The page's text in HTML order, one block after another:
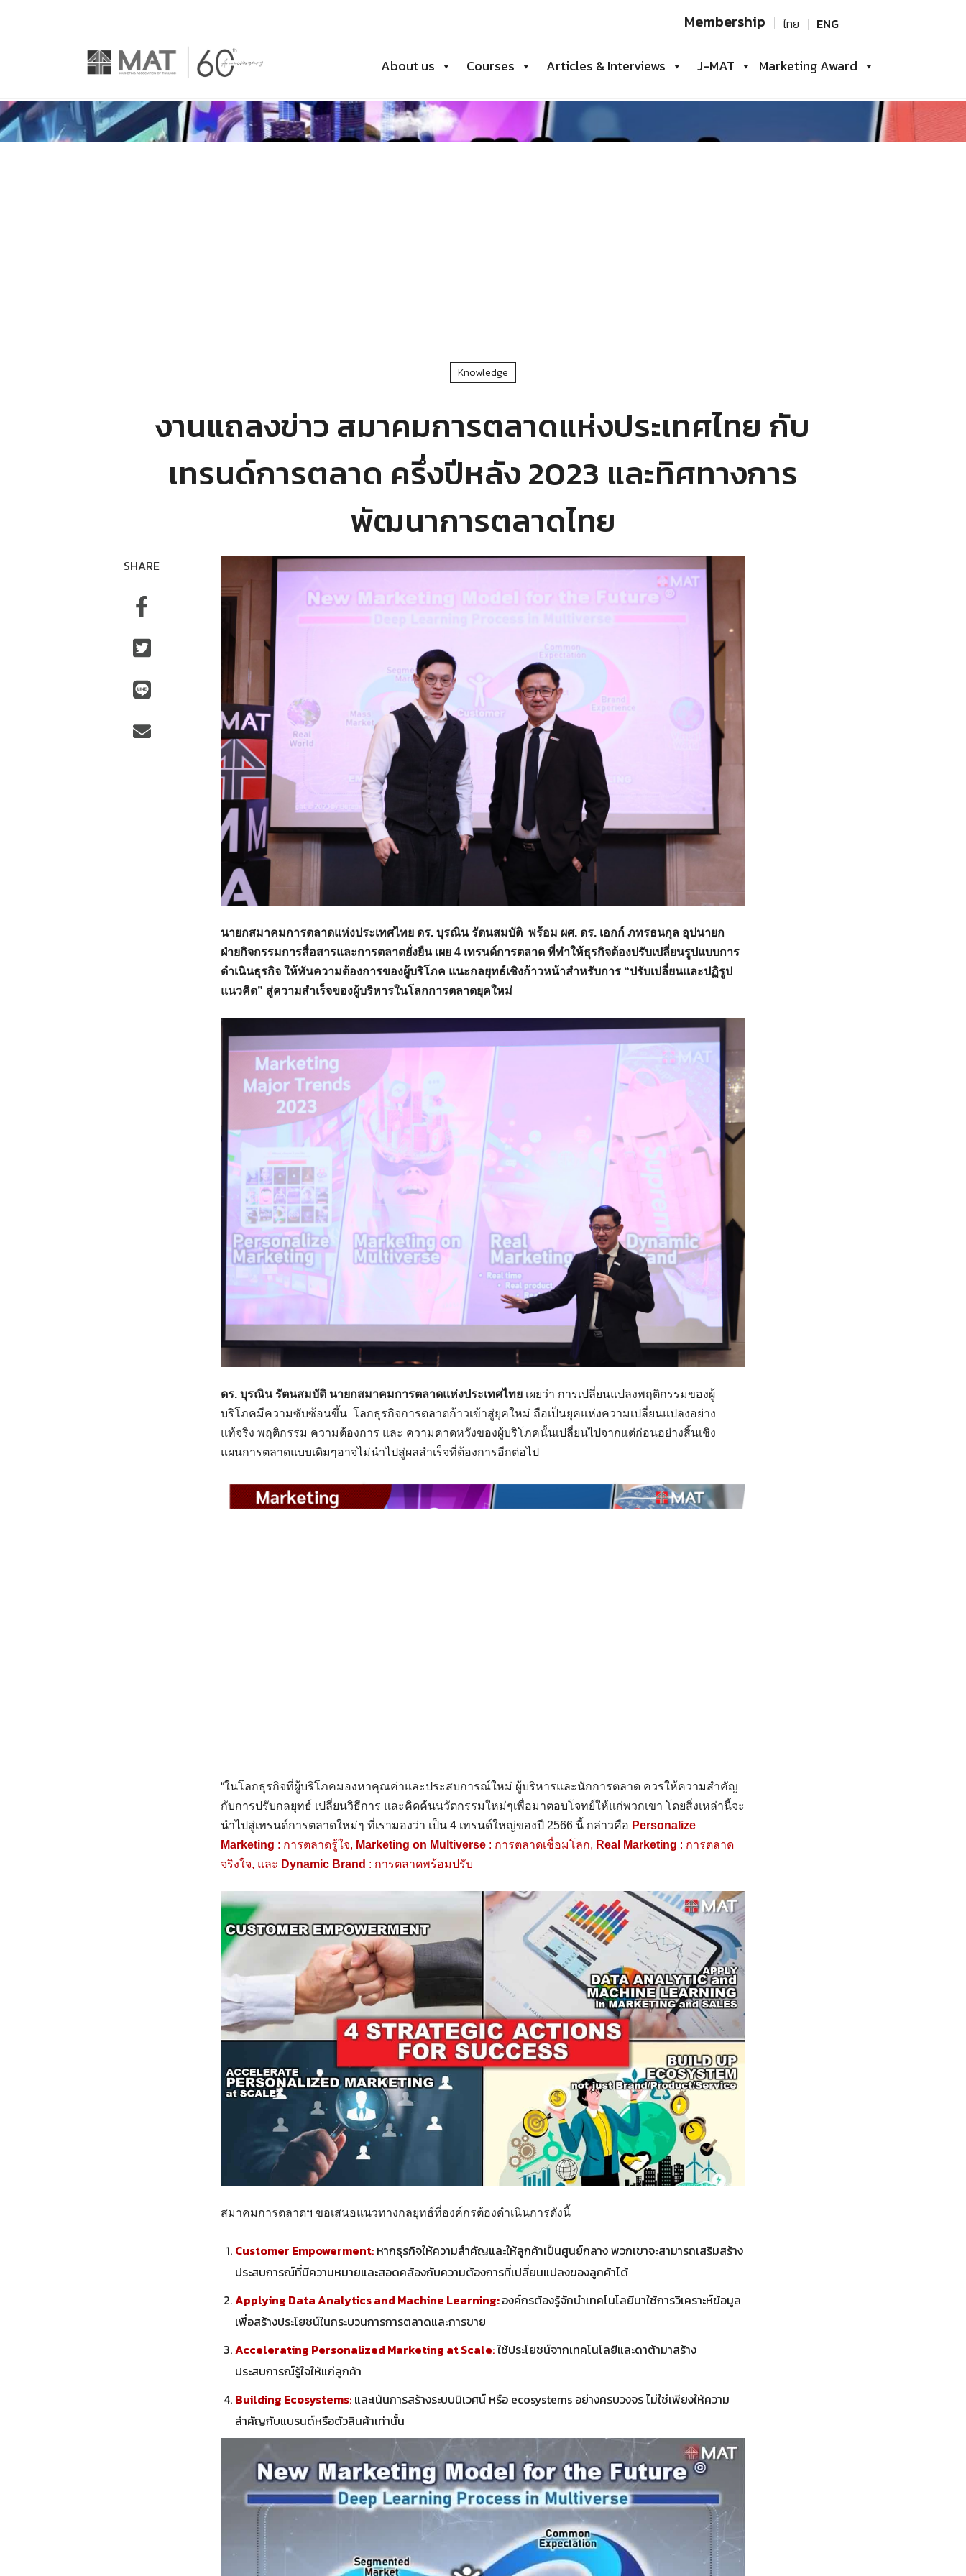
Membership ไทย ENG
About us
Courses Articles & Interviews J-MAT Marketing Award
Knowledge
งานแถลงข่าว สมาคมการตลาดแห่งประเทศไทย กับ
เทรนด์การตลาด ครึ่งปีหลัง 2023 และทิศทางการ
พัฒนาการตลาดไทย
SHARE
นายกสมาคมการตลาดแห่งประเทศไทย ดร. บุรณิน รัตนสมบัติ พร้อม ผศ. ดร. เอกก์ ภทรธนกุล อุปนายก
ฝ่ายกิจกรรมการสื่อสารและการตลาดยั่งยืน เผย 4 เทรนด์การตลาด ที่ทำให้ธุรกิจต้องปรับเปลี่ยนรูปแบบการ
ดำเนินธุรกิจ ให้ทันความต้องการของผู้บริโภค แนะกลยุทธ์เชิงก้าวหน้าสำหรับการ “ปรับเปลี่ยนและปฏิรูป
แนวคิด” สู่ความสำเร็จของผู้บริหารในโลกการตลาดยุคใหม่
ดร. บุรณิน รัตนสมบัติ นายกสมาคมการตลาดแห่งประเทศไทย เผยว่า การเปลี่ยนแปลงพฤติกรรมของผู้
บริโภคมีความซับซ้อนขึ้น โลกธุรกิจการตลาดก้าวเข้าสู่ยุคใหม่ ถือเป็นยุคแห่งความเปลี่ยนแปลงอย่าง
แท้จริง พฤติกรรม ความต้องการ และ ความคาดหวังของผู้บริโภคนั้นเปลี่ยนไปจากแต่ก่อนอย่างสิ้นเชิง
แผนการตลาดแบบเดิมๆอาจไม่นำไปสู่ผลสำเร็จที่ต้องการอีกต่อไป
“ในโลกธุรกิจที่ผู้บริโภคมองหาคุณค่าและประสบการณ์ใหม่ ผู้บริหารและนักการตลาด ควรให้ความสำคัญ
กับการปรับกลยุทธ์ เปลี่ยนวิธีการ และคิดค้นนวัตกรรมใหม่ๆเพื่อมาตอบโจทย์ให้แก่พวกเขา โดยสิ่งเหล่านี้จะ
นำไปสู่เทรนด์การตลาดใหม่ๆ ที่เรามองว่า เป็น 4 เทรนด์ใหญ่ของปี 2566 นี้ กล่าวคือ Personalize
Marketing : การตลาดรู้ใจ, Marketing on Multiverse : การตลาดเชื่อมโลก, Real Marketing : การตลาด
จริงใจ, และ Dynamic Brand : การตลาดพร้อมปรับ
สมาคมการตลาดฯ ขอเสนอแนวทางกลยุทธ์ที่องค์กรต้องดำเนินการดังนี้
Customer Empowerment: หากธุรกิจให้ความสำคัญและให้ลูกค้าเป็นศูนย์กลาง พวกเขาจะสามารถเสริมสร้าง
ประสบการณ์ที่มีความหมายและสอดคล้องกับความต้องการที่เปลี่ยนแปลงของลูกค้าได้
Applying Data Analytics and Machine Learning:องค์กรต้องรู้จักนำเทคโนโลยีมาใช้การวิเคราะห์ข้อมูล
เพื่อสร้างประโยชน์ในกระบวนการการตลาดและการขาย
Accelerating Personalized Marketing at Scale:ใช้ประโยชน์จากเทคโนโลยีและดาต้ามาสร้าง
ประสบการณ์รู้ใจให้แก่ลูกค้า
Building Ecosystems: และเน้นการสร้างระบบนิเวศน์ หรือ ecosystems อย่างครบวงจร ไม่ใช่เพียงให้ความ
สำคัญกับแบรนด์หรือตัวสินค้าเท่านั้น